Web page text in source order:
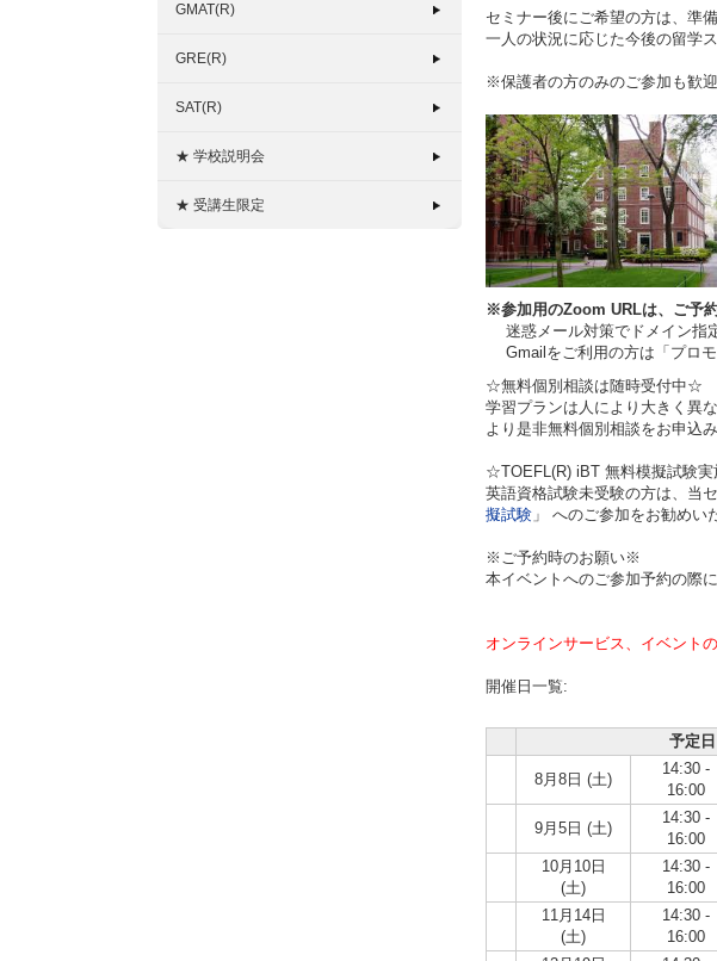
GMAT(R)
GRE(R)
SAT(R)
★ 学校説明会
★ 受講生限定
セミナー後にご希望の方は、準
一人の状況に応じた今後の留学
※保護者の方のみのご参加も歓迎
※参加用のZoom URLは、ご予
迷惑メール対策でドメイン指
Gmailをご利用の方は「プロモ
☆無料個別相談は随時受付中☆
学習プランは人により大きく異
より是非無料個別相談をお申込み
☆TOEFL(R) iBT 無料模擬試験
英語資格試験未受験の方は、当
擬試験 」 へのご参加をお勧めい
※ご予約時のお願い※
本イベントへのご参加予約の際
オンラインサービス、イベント
開催日一覧:
予定日
8月8日 (土)
14:30 -
16:00
9月5日 (土)
14:30 -
16:00
10月10日
(土)
14:30 -
16:00
11月14日
(土)
14:30 -
16:00